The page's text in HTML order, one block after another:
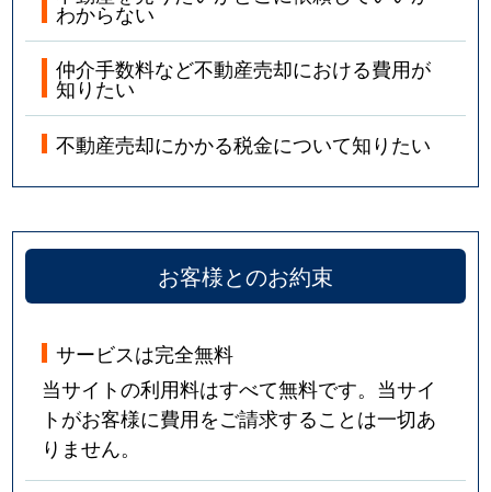
わからない
仲介手数料など不動産売却における費用が
知りたい
不動産売却にかかる税金について知りたい
お客様とのお約束
サービスは完全無料
当サイトの利用料はすべて無料です。当サイ
トがお客様に費用をご請求することは一切あ
りません。